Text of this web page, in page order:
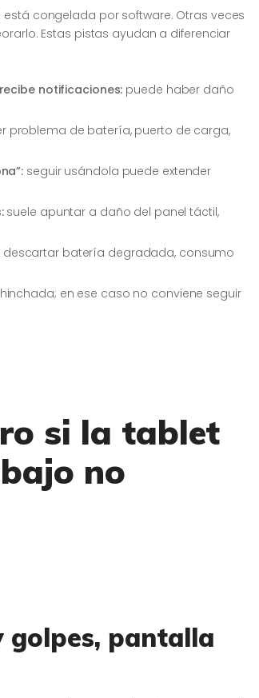
congelada por software. Otras veces
Estas pistas ayudan a diferenciar
notificaciones: puede haber daño
problema de batería, puerto de carga,
seguir usándola puede extender
suele apuntar a daño del panel táctil,
batería degradada, consumo
en ese caso no conviene seguir
si la tablet
no
golpes, pantalla